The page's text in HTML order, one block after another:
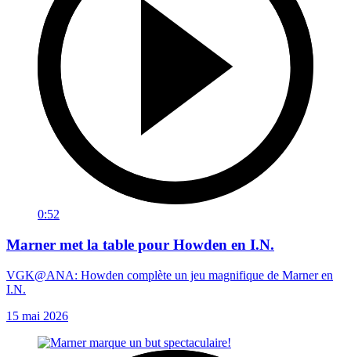
0:52
Marner met la table pour Howden en I.N.
VGK@ANA: Howden complète un jeu magnifique de Marner en
I.N.
15 mai 2026